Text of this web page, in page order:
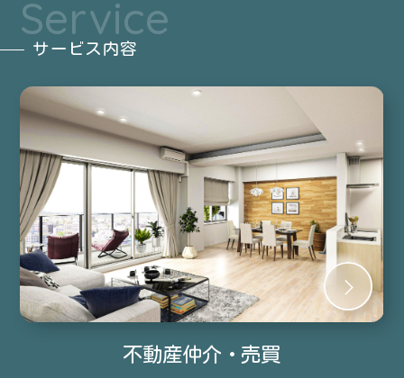
Service
サービス内容
不動産仲介・売買